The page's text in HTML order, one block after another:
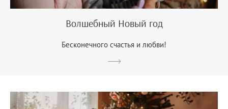
Волшебный Новый год
Бесконечного счастья и любви!